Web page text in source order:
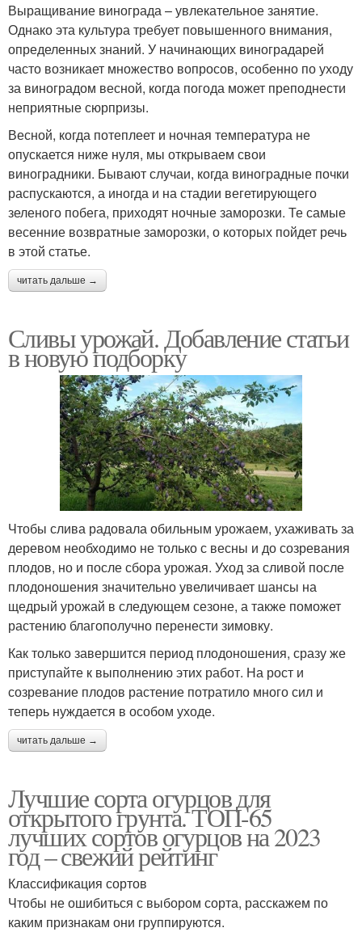
Выращивание винограда – увлекательное занятие.
Однако эта культура требует повышенного внимания,
определенных знаний. У начинающих виноградарей
часто возникает множество вопросов, особенно по уходу
за виноградом весной, когда погода может преподнести
неприятные сюрпризы.
Весной, когда потеплеет и ночная температура не
опускается ниже нуля, мы открываем свои
виноградники. Бывают случаи, когда виноградные почки
распускаются, а иногда и на стадии вегетирующего
зеленого побега, приходят ночные заморозки. Те самые
весенние возвратные заморозки, о которых пойдет речь
в этой статье.
читать дальше →
Сливы урожай. Добавление статьи
в новую подборку
Чтобы слива радовала обильным урожаем, ухаживать за
деревом необходимо не только с весны и до созревания
плодов, но и после сбора урожая. Уход за сливой после
плодоношения значительно увеличивает шансы на
щедрый урожай в следующем сезоне, а также поможет
растению благополучно перенести зимовку.
Как только завершится период плодоношения, сразу же
приступайте к выполнению этих работ. На рост и
созревание плодов растение потратило много сил и
теперь нуждается в особом уходе.
читать дальше →
Лучшие сорта огурцов для
открытого грунта. ТОП-65
лучших сортов огурцов на 2023
год – свежий рейтинг
Классификация сортов
Чтобы не ошибиться с выбором сорта, расскажем по
каким признакам они группируются.